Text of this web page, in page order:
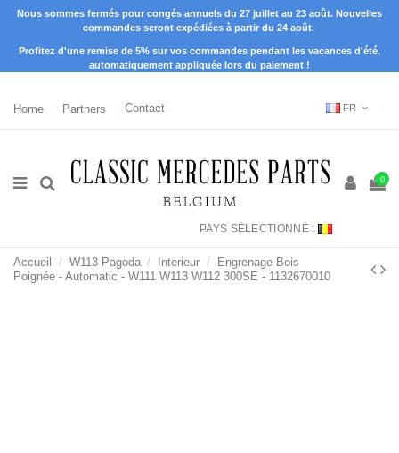
Nous sommes fermés pour congés annuels du 27 juillet au 23 août. Nouvelles
commandes seront expédiées à partir du 24 août.
Profitez d'une remise de 5% sur vos commandes pendant les vacances d'été,
automatiquement appliquée lors du paiement !
Home Partners Contact FR
0
PAYS SÉLECTIONNÉ :
Accueil W113 Pagoda Interieur
Engrenage Bois
Poignée - Automatic - W111 W113 W112 300SE - 1132670010